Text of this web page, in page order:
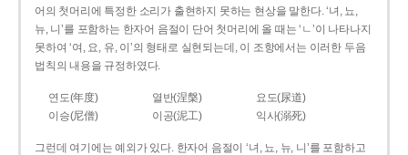
어의 첫머리에 특정한 소리가 출현하지 못하는 현상을 말한다. ‘녀, 뇨,
뉴, 니’를 포함하는 한자어 음절이 단어 첫머리에 올 때는 ‘ㄴ’이 나타나지
못하여 ‘여, 요, 유, 이’의 형태로 실현되는데, 이 조항에서는 이러한 두음
법칙의 내용을 규정하였다.
연도(年度) 열반(涅槃)
요도(尿道)
이승(尼僧)
이공(泥工) 익사(溺死)
그런데 여기에는 예외가 있다. 한자어 음절이 ‘녀, 뇨, 뉴, 니’를 포함하고